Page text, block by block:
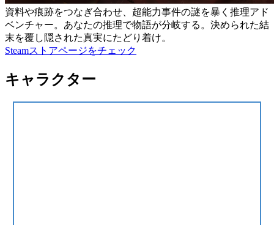
資料や痕跡をつなぎ合わせ、超能力事件の謎を暴く推理アド
ベンチャー。あなたの推理で物語が分岐する。決められた結
末を覆し隠された真実にたどり着け。
Steamストアページをチェック
キャラクター